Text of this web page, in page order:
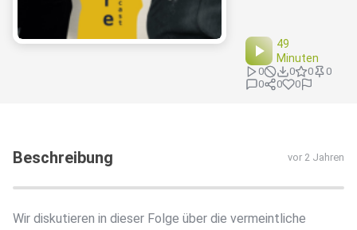
49
Minuten
0 0 0
0
0
0 0
Beschreibung vor 2 Jahren
Wir diskutieren in dieser Folge über die vermeintliche